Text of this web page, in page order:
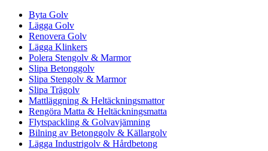
Byta Golv
Lägga Golv
Renovera Golv
Lägga Klinkers
Polera Stengolv & Marmor
Slipa Betonggolv
Slipa Stengolv & Marmor
Slipa Trägolv
Mattläggning & Heltäckningsmattor
Rengöra Matta & Heltäckningsmatta
Flytspackling & Golvavjämning
Bilning av Betonggolv & Källargolv
Lägga Industrigolv & Hårdbetong